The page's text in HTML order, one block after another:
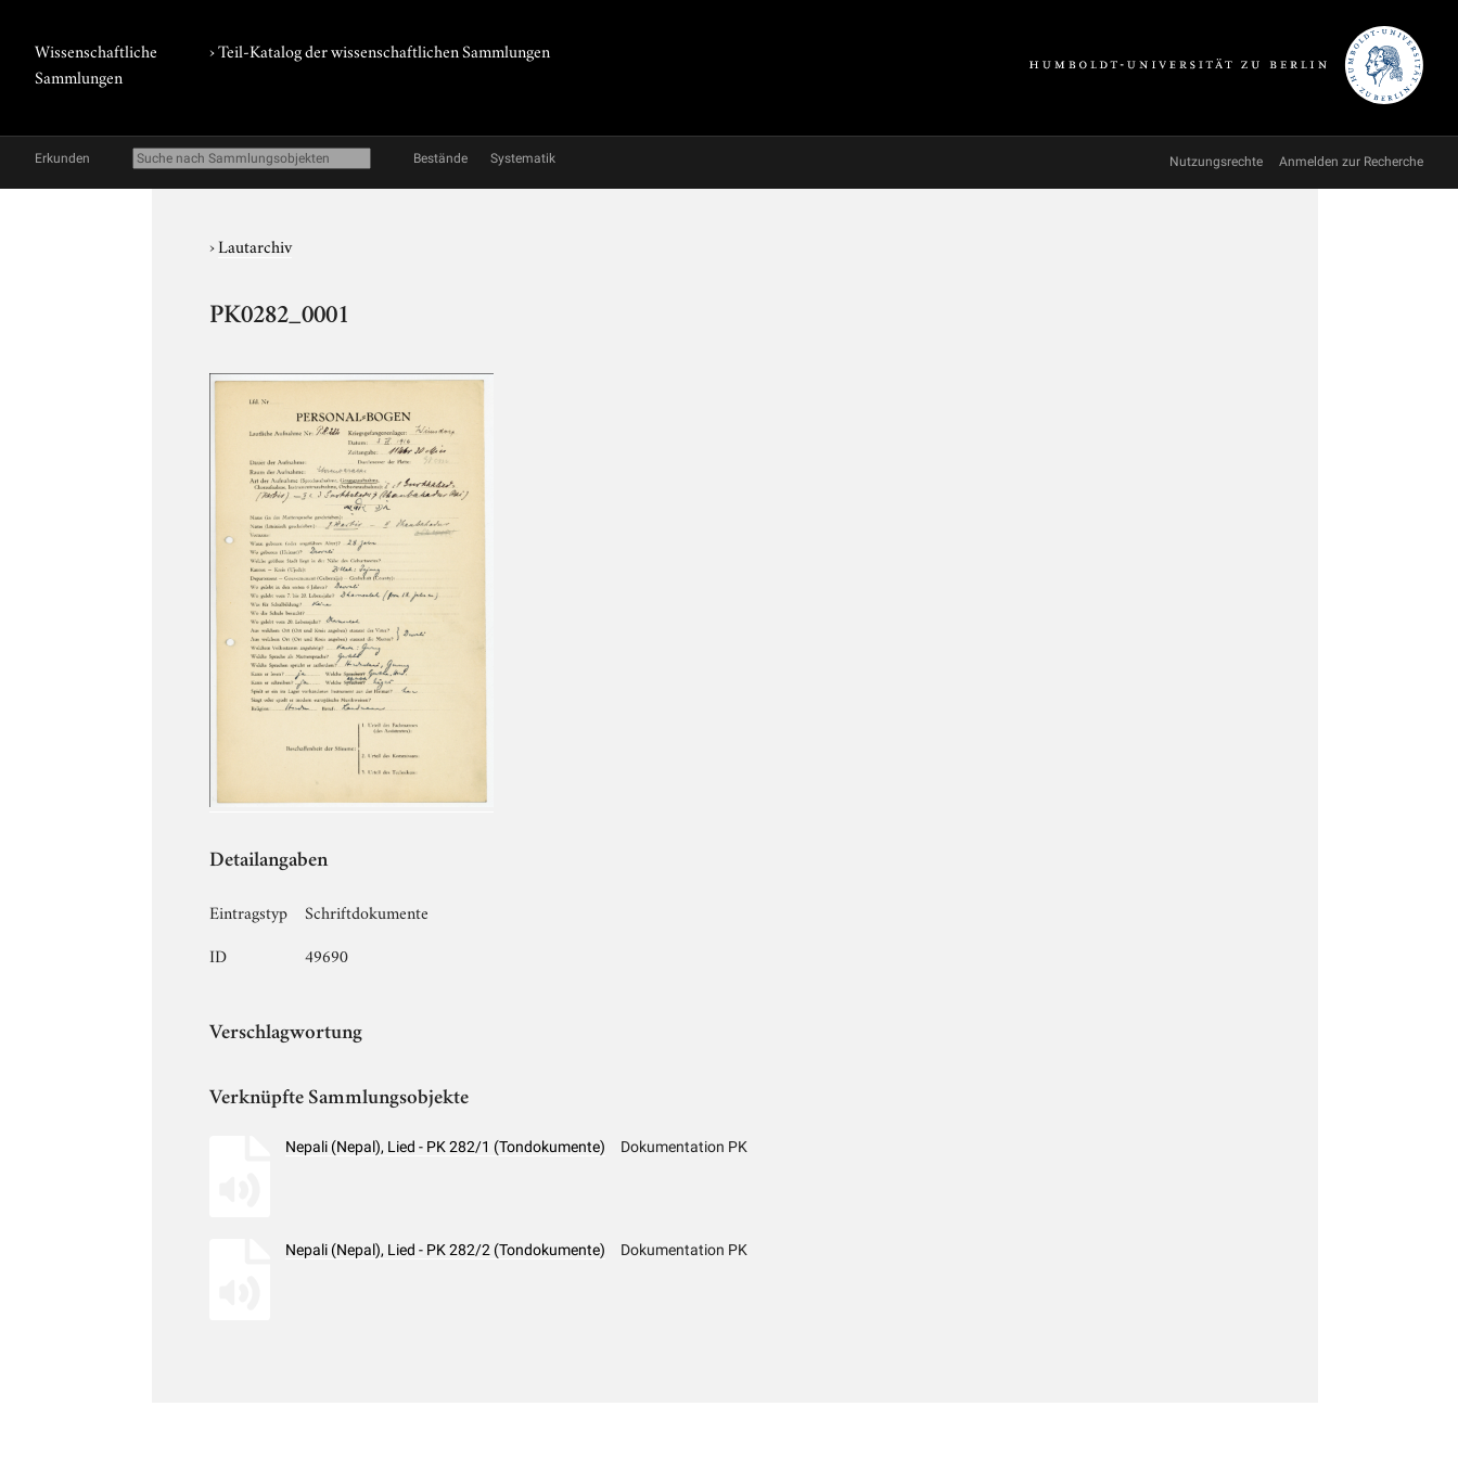
Wissenschaftliche
Sammlungen
› Teil-Katalog der wissenschaftlichen Sammlungen
Erkunden Bestände Systematik Nutzungsrechte Anmelden zur Recherche
›Lautarchiv
PK0282_0001
Detailangaben
Eintragstyp
Schriftdokumente
ID
49690
Verschlagwortung
Verknüpfte Sammlungsobjekte
Nepali (Nepal), Lied - PK 282/1 (Tondokumente) Dokumentation PK
Nepali (Nepal), Lied - PK 282/2 (Tondokumente) Dokumentation PK